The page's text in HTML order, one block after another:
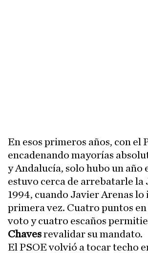
En esos primeros años, con el
encadenando mayorías
y Andalucía, solo hubo un año
estuvo cerca de arrebatarle la
1994, cuando Javier Arenas
primera vez. Cuatro puntos
voto y cuatro escaños
Chavesrevalidar su mandato.
El PSOE volvió a tocar techo